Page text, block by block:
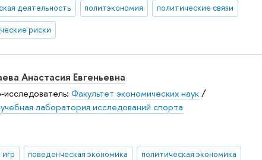
деятельность политэкономия политические связи
риски
Анастасия Евгеньевна
Факультет экономических наук/
лаборатория исследований спорта
поведенческая экономика политическая экономика